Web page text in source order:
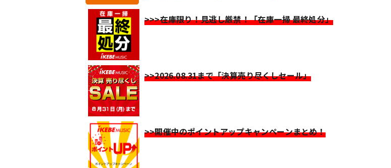
>>>在庫限り！見逃し厳禁！「在庫一掃 最終処分」
>>2026.08.31まで「決算売り尽くしセール」
>>開催中のポイントアップキャンペーンまとめ！